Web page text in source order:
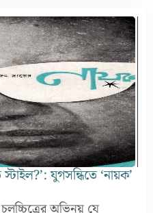
যুগসন্ধিতে ‘নায়ক’